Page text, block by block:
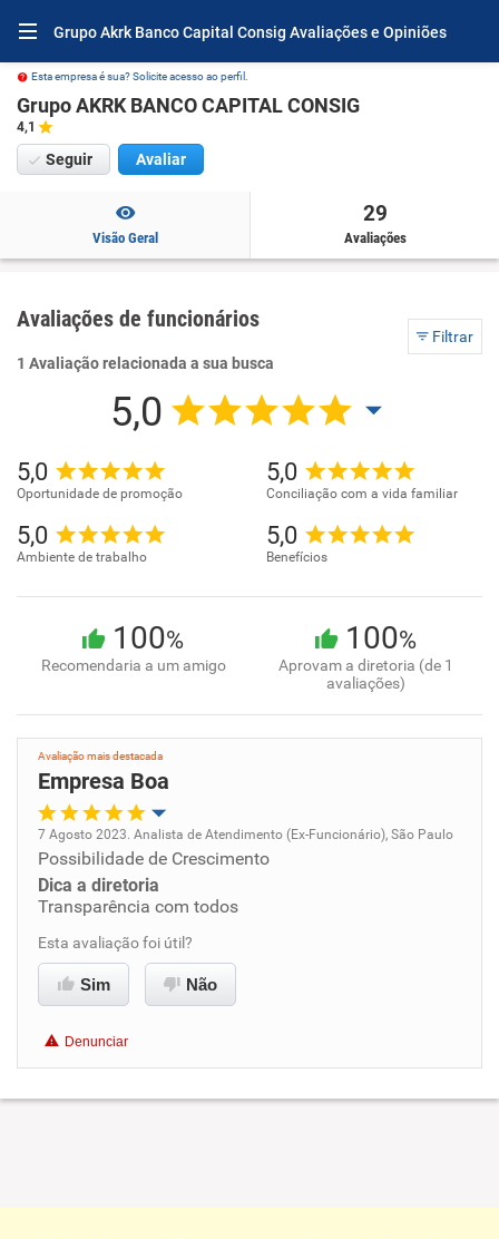
Grupo Akrk Banco Capital Consig Avaliações e Opiniões
Esta empresa é sua? Solicite acesso ao perfil.
Grupo AKRK BANCO CAPITAL CONSIG
4,1
Seguir Avaliar
Visão Geral
29
Avaliações
Avaliações de funcionários
Filtrar
1 Avaliação relacionada a sua busca
5,0
5,0
Oportunidade de promoção
5,0
Conciliação com a vida familiar
5,0
Ambiente de trabalho
5,0
Benefícios
100%
Recomendaria a um amigo
100%
Aprovam a diretoria (de 1
avaliações)
Avaliação mais destacada
Empresa Boa
Oportunidade de promoção
Ambiente de trabalho
Conciliação com a vida familiar
7 Agosto 2023. Analista de Atendimento (Ex-Funcionário), São Paulo
Possibilidade de Crescimento
Dica a diretoria
Transparência com todos
Esta avaliação foi útil?
Sim Não
Denunciar